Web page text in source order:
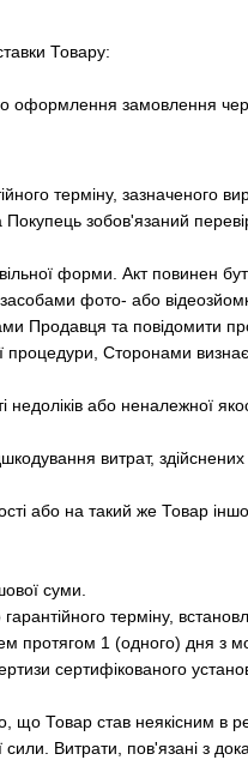
Товару:
замовлення
терміну, зазначеного
зобов'язаний
форми. Акт повинен
фото- або
Продавця та повідомити
процедури, Сторонами
або неналежної
витрат,
або на такий же Товар
суми.
терміну,
протягом 1 (одного) дня з
сертифікованого
що Товар став неякісним в
Витрати, пов'язані з